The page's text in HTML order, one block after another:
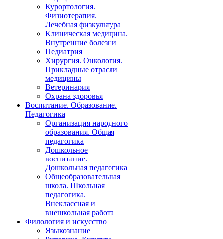
Курортология.
Физиотерапия.
Лечебная физкультура
Клиническая медицина.
Внутренние болезни
Педиатрия
Хирургия. Онкология.
Прикладные отрасли
медицины
Ветеринария
Охрана здоровья
Воспитание. Образование.
Педагогика
Организация народного
образования. Общая
педагогика
Дошкольное
воспитание.
Дошкольная педагогика
Общеобразовательная
школа. Школьная
педагогика.
Внеклассная и
внешкольная работа
Филология и искусство
Языкознание